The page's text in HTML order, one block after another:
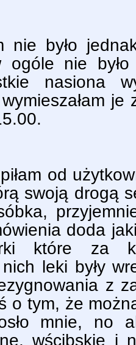
nie było
ogóle nie było
nasiona
je
od
swoją drogą
doda
które za
leki były
z
o tym, że
mnie, no
wścibskie i